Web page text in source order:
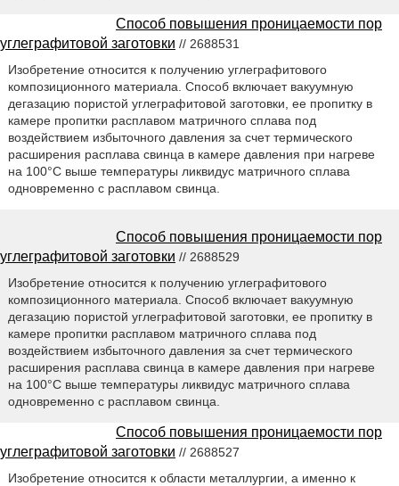
Способ повышения проницаемости пор
углеграфитовой заготовки // 2688531
Изобретение относится к получению углеграфитового
композиционного материала. Способ включает вакуумную
дегазацию пористой углеграфитовой заготовки, ее пропитку в
камере пропитки расплавом матричного сплава под
воздействием избыточного давления за счет термического
расширения расплава свинца в камере давления при нагреве
на 100°С выше температуры ликвидус матричного сплава
одновременно с расплавом свинца.
Способ повышения проницаемости пор
углеграфитовой заготовки // 2688529
Изобретение относится к получению углеграфитового
композиционного материала. Способ включает вакуумную
дегазацию пористой углеграфитовой заготовки, ее пропитку в
камере пропитки расплавом матричного сплава под
воздействием избыточного давления за счет термического
расширения расплава свинца в камере давления при нагреве
на 100°С выше температуры ликвидус матричного сплава
одновременно с расплавом свинца.
Способ повышения проницаемости пор
углеграфитовой заготовки // 2688527
Изобретение относится к области металлургии, а именно к